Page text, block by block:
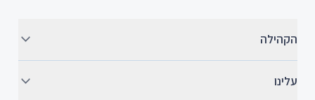
הקהילה
עלינו